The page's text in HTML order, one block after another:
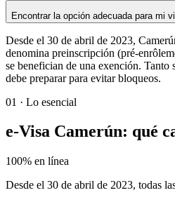
Encontrar la opción adecuada para mi
Desde el 30 de abril de 2023,
denomina preinscripción (pré-
se benefician de una exención.
debe preparar para evitar bloqueos.
01 · Lo esencial
e-Visa Camerún: qué
100% en línea
Desde el 30 de abril de 2023, todas